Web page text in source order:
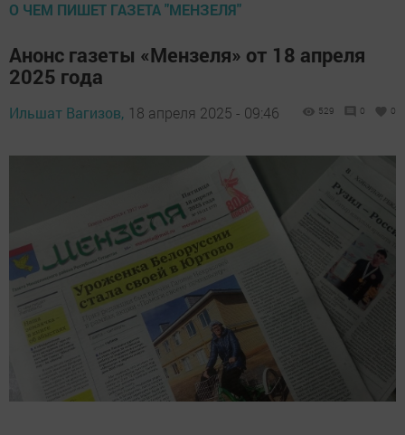
О ЧЕМ ПИШЕТ ГАЗЕТА "МЕНЗЕЛЯ"
Анонс газеты «Мензеля» от 18 апреля
2025 года
Ильшат Вагизов, 18 апреля 2025 - 09:46 529 0 0